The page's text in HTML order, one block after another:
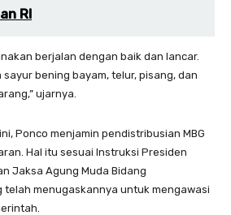
RI
berjalan dengan baik dan lancar.
bening bayam, telur, pisang, dan
ujarnya.
Ponco menjamin pendistribusian MBG
Hal itu sesuai Instruksi Presiden
Jaksa Agung Muda Bidang
menugaskannya untuk mengawasi